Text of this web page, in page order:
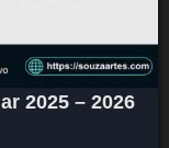
2025 – 2026